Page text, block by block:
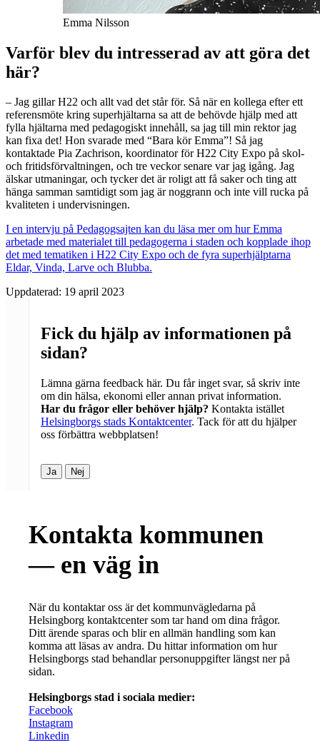
Emma Nilsson
Varför blev du intresserad av att göra det
här?
– Jag gillar H22 och allt vad det står för. Så när en kollega efter ett
referensmöte kring superhjältarna sa att de behövde hjälp med att
fylla hjältarna med pedagogiskt innehåll, sa jag till min rektor jag
kan fixa det! Hon svarade med “Bara kör Emma”! Så jag
kontaktade Pia Zachrison, koordinator för H22 City Expo på skol-
och fritidsförvaltningen, och tre veckor senare var jag igång. Jag
älskar utmaningar, och tycker det är roligt att få saker och ting att
hänga samman samtidigt som jag är noggrann och inte vill rucka på
kvaliteten i undervisningen.
I en intervju på Pedagogsajten kan du läsa mer om hur Emma
arbetade med materialet till pedagogerna i staden och kopplade ihop
det med tematiken i H22 City Expo och de fyra superhjälptarna
Eldar, Vinda, Larve och Blubba.
Uppdaterad: 19 april 2023
Fick du hjälp av informationen på
sidan?
Lämna gärna feedback här. Du får inget svar, så skriv inte
om din hälsa, ekonomi eller annan privat information.
Har du frågor eller behöver hjälp? Kontakta istället
Helsingborgs stads Kontaktcenter. Tack för att du hjälper
oss förbättra webbplatsen!
Ja Nej
Kontakta kommunen
— en väg in
När du kontaktar oss är det kommunvägledarna på
Helsingborg kontaktcenter som tar hand om dina frågor.
Ditt ärende sparas och blir en allmän handling som kan
komma att läsas av andra. Du hittar information om hur
Helsingborgs stad behandlar personuppgifter längst ner på
sidan.
Helsingborgs stad i sociala medier:
Facebook
Instagram
Linkedin